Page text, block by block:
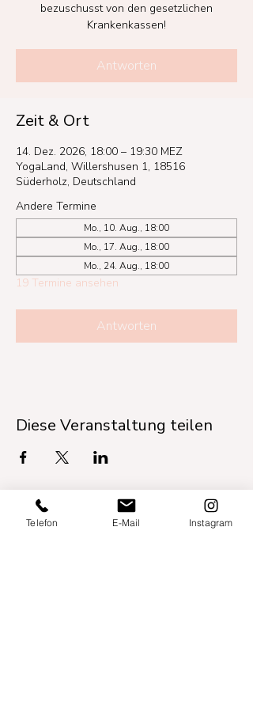
bezuschusst von den gesetzlichen
Krankenkassen!
Antworten
Zeit & Ort
14. Dez. 2026, 18:00 – 19:30 MEZ
YogaLand, Willershusen 1, 18516
Süderholz, Deutschland
Andere Termine
Mo., 10. Aug., 18:00
Mo., 17. Aug., 18:00
Mo., 24. Aug., 18:00
19 Termine ansehen
Antworten
Diese Veranstaltung teilen
Telefon E-Mail Instagram